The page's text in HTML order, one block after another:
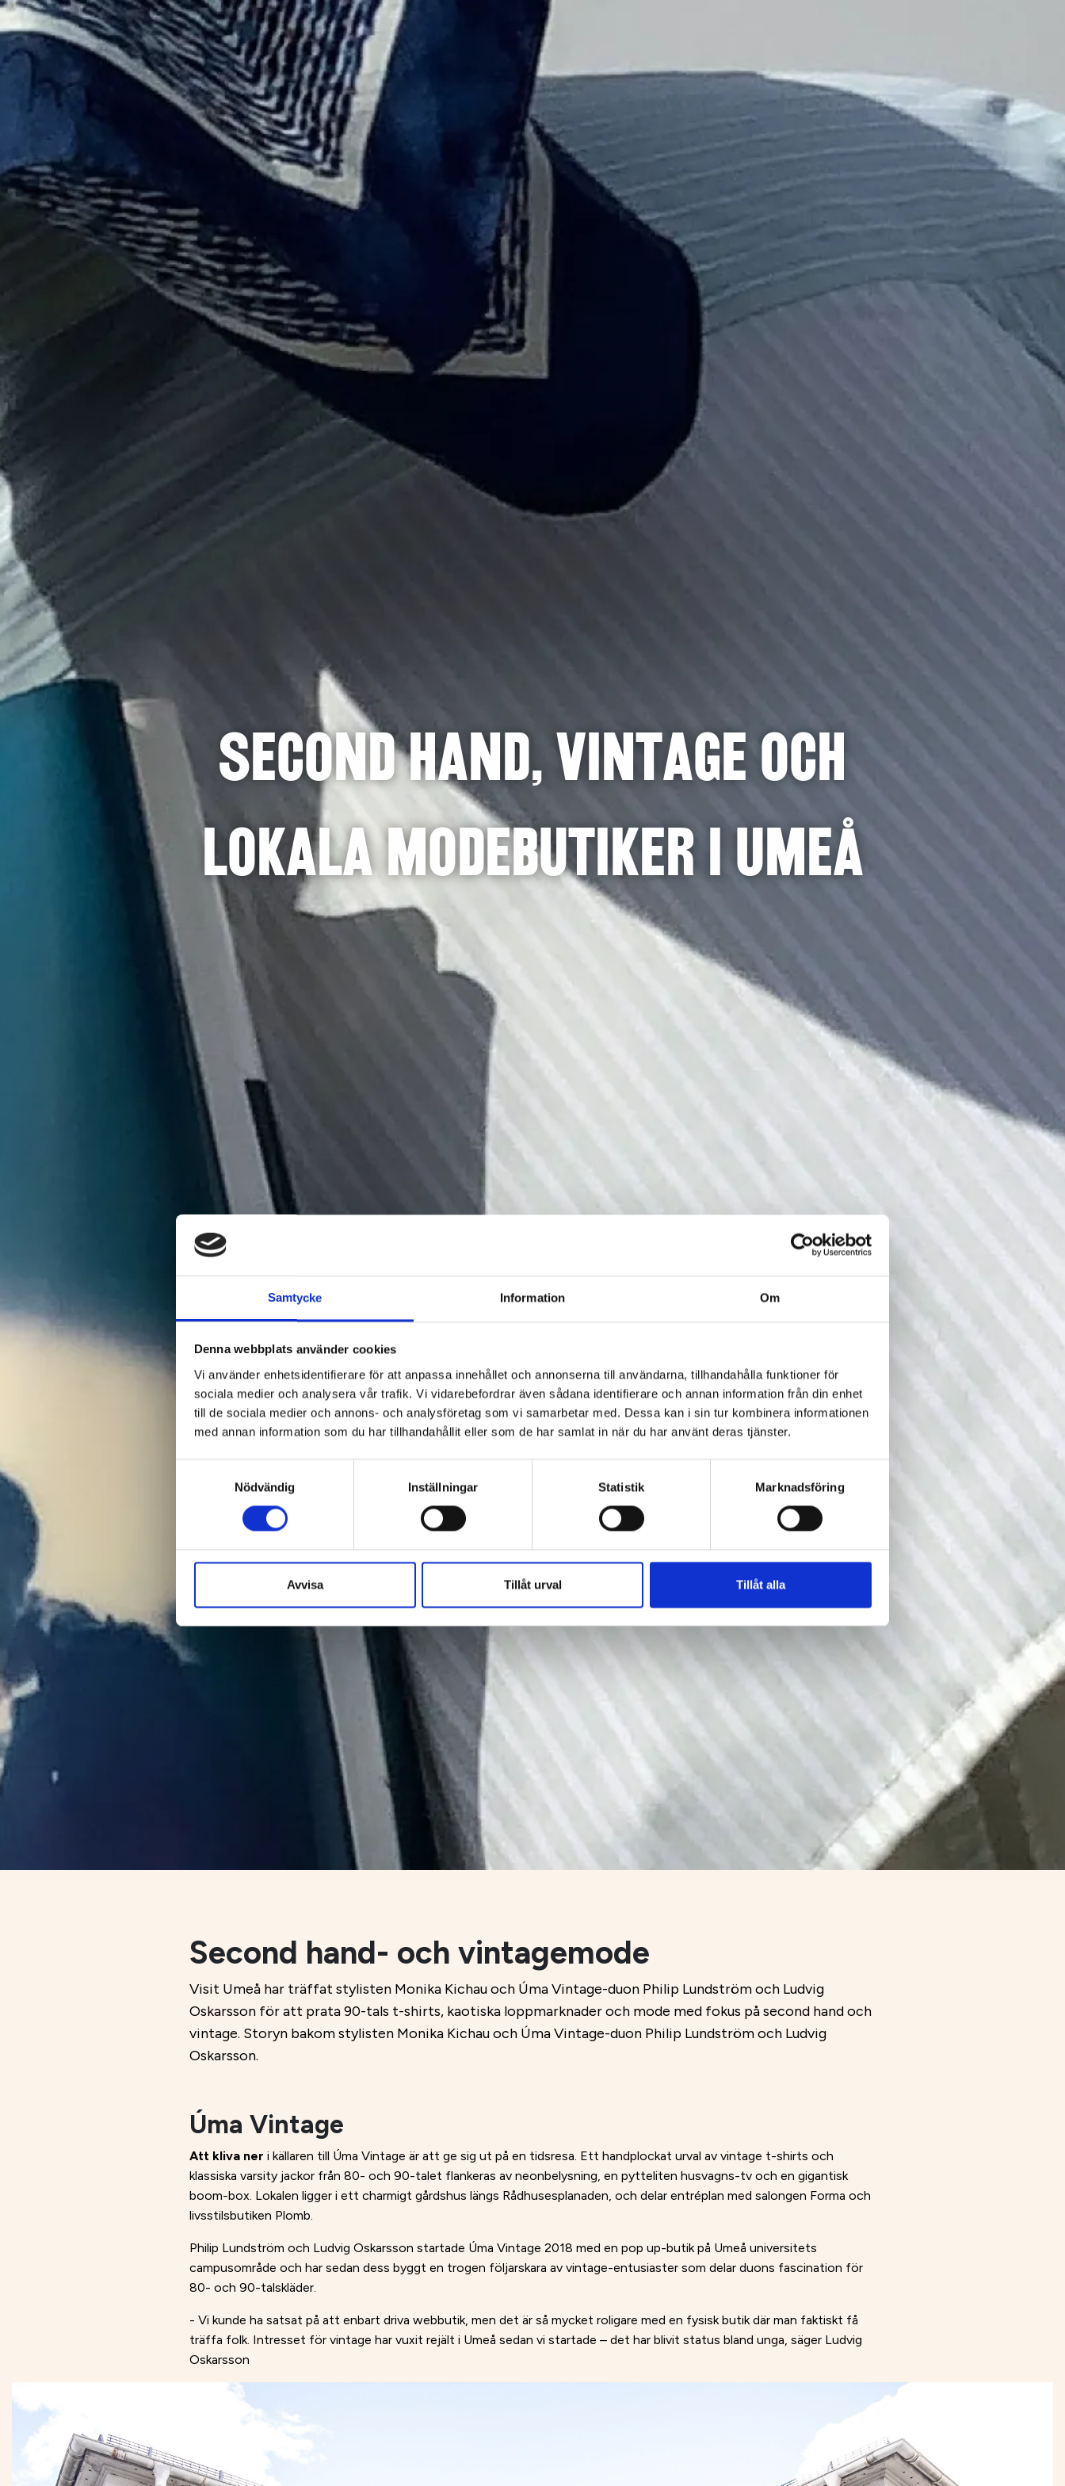
Samtycke Information Om
Denna webbplats använder cookies
Vi använder enhetsidentifierare för att anpassa innehållet och annonserna till användarna, tillhandahålla funktioner för
sociala medier och analysera vår trafik. Vi vidarebefordrar även sådana identifierare och annan information från din enhet
till de sociala medier och annons- och analysföretag som vi samarbetar med. Dessa kan i sin tur kombinera informationen
med annan information som du har tillhandahållit eller som de har samlat in när du har använt deras tjänster.
Nödvändig
Inställningar Statistik Marknadsföring
Avvisa Tillåt urval Tillåt alla
Second hand, vintage och
lokala modebutiker i Umeå
Second hand- och vintagemode
Visit Umeå har träffat stylisten Monika Kichau och Úma Vintage-duon Philip Lundström och Ludvig
Oskarsson för att prata 90-tals t-shirts, kaotiska loppmarknader och mode med fokus på second hand och
vintage. Storyn bakom stylisten Monika Kichau och Úma Vintage-duon Philip Lundström och Ludvig
Oskarsson.
Úma Vintage
Att kliva ner i källaren till Úma Vintage är att ge sig ut på en tidsresa. Ett handplockat urval av vintage t-shirts och
klassiska varsity jackor från 80- och 90-talet flankeras av neonbelysning, en pytteliten husvagns-tv och en gigantisk
boom-box. Lokalen ligger i ett charmigt gårdshus längs Rådhusesplanaden, och delar entréplan med salongen Forma och
livsstilsbutiken Plomb.
Philip Lundström och Ludvig Oskarsson startade Úma Vintage 2018 med en pop up-butik på Umeå universitets
campusområde och har sedan dess byggt en trogen följarskara av vintage-entusiaster som delar duons fascination för
80- och 90-talskläder.
- Vi kunde ha satsat på att enbart driva webbutik, men det är så mycket roligare med en fysisk butik där man faktiskt få
träffa folk. Intresset för vintage har vuxit rejält i Umeå sedan vi startade – det har blivit status bland unga, säger Ludvig
Oskarsson